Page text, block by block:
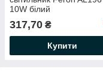
10W білий
317,70 ₴
Купити